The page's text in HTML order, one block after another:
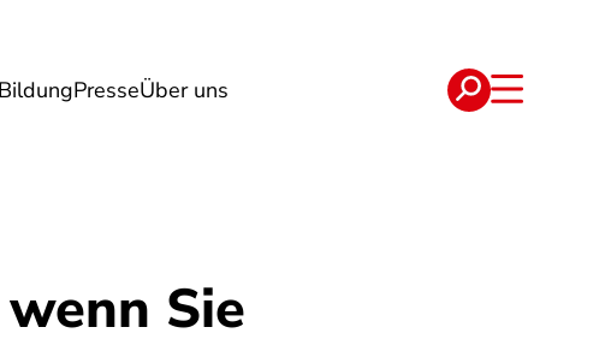
BildungPresseÜber uns
Reise Verträge
Sie